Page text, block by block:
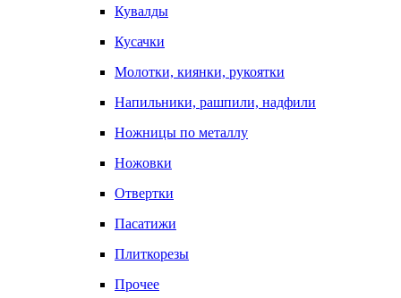
Кувалды
Кусачки
Молотки, киянки, рукоятки
Напильники, рашпили, надфили
Ножницы по металлу
Ножовки
Отвертки
Пасатижи
Плиткорезы
Прочее